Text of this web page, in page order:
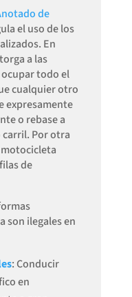
de
el uso de los
En
a las
todo el
cualquier otro
expresamente
o rebase a
Por otra
de
son ilegales en
: Conducir
en